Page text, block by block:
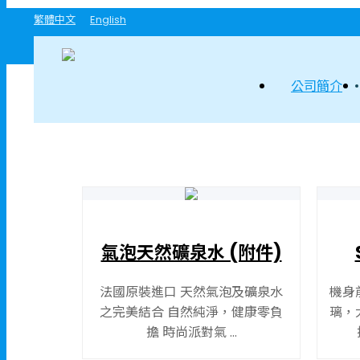
繁體中文 English
公司簡介
氣泡天然礦泉水 (附件)
法國原裝進口 天然氣泡及礦泉水
之完美結合 自然純淨，健康零負
擔 時尚派對氣 ...
機身
璃，